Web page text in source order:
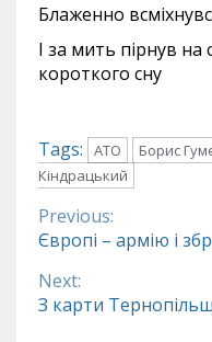
Блаженно
І за мить пірнув
короткого сну
Tags: АТО Борис
Кіндрацький
Continue
Reading
Previous:
Європі – армію і
Next:
З карти